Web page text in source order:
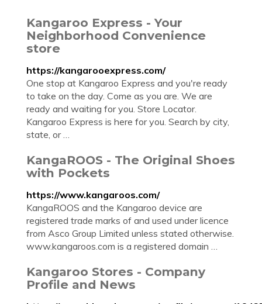
Kangaroo Express - Your
Neighborhood Convenience
store
https://kangarooexpress.com/
One stop at Kangaroo Express and you're ready
to take on the day. Come as you are. We are
ready and waiting for you. Store Locator.
Kangaroo Express is here for you. Search by city,
state, or …
KangaROOS - The Original Shoes
with Pockets
https://www.kangaroos.com/
KangaROOS and the Kangaroo device are
registered trade marks of and used under licence
from Asco Group Limited unless stated otherwise.
www.kangaroos.com is a registered domain …
Kangaroo Stores - Company
Profile and News